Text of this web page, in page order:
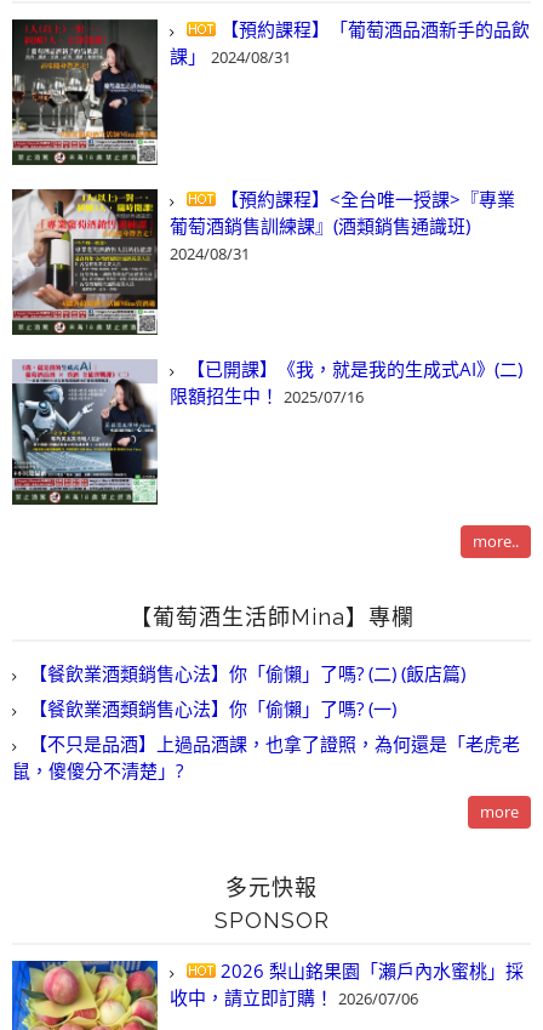
【預約課程】「葡萄酒品酒新手的品飲
課」
2024/08/31
【預約課程】<全台唯一授課>『專業
葡萄酒銷售訓練課』(酒類銷售通識班)
2024/08/31
【已開課】《我，就是我的生成式AI》(二)
限額招生中！ 2025/07/16
more..
【葡萄酒生活師Mina】專欄
【餐飲業酒類銷售心法】你「偷懶」了嗎? (二) (飯店篇)
【餐飲業酒類銷售心法】你「偷懶」了嗎? (一)
【不只是品酒】上過品酒課，也拿了證照，為何還是「老虎老
鼠，傻傻分不清楚」?
more
多元快報
SPONSOR
2026 梨山銘果園「瀨戶內水蜜桃」採
收中，請立即訂購！ 2026/07/06